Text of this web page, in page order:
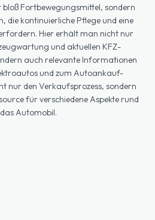
Fortbewegungsmittel, sondern
die kontinuierliche Pflege und eine
Hier erhält man nicht nur
und aktuellen KFZ-
auch relevante Informationen
und zum Autoankauf-
nur den Verkaufsprozess, sondern
für verschiedene Aspekte rund
Automobil.